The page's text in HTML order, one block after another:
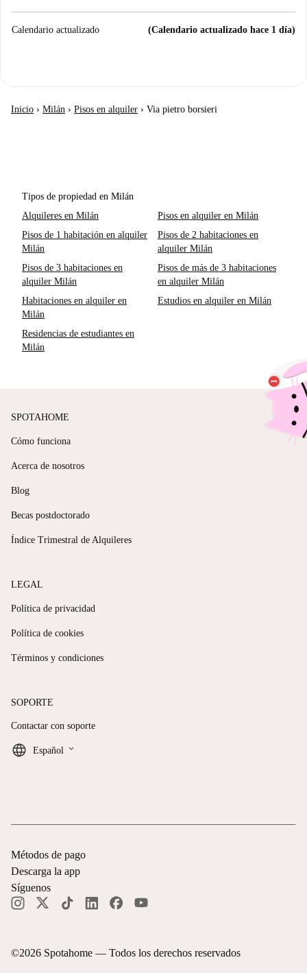
Calendario actualizado (Calendario actualizado hace 1 día)
Inicio › Milán › Pisos en alquiler › Via pietro borsieri
Tipos de propiedad en Milán
Alquileres en Milán
Pisos en alquiler en Milán
Pisos de 1 habitación en alquiler
Milán
Pisos de 2 habitaciones en
alquiler Milán
Pisos de 3 habitaciones en
alquiler Milán
Pisos de más de 3 habitaciones
en alquiler Milán
Habitaciones en alquiler en
Milán
Estudios en alquiler en Milán
Residencias de estudiantes en
Milán
SPOTAHOME
Cómo funciona
Acerca de nosotros
Blog
Becas postdoctorado
Índice Trimestral de Alquileres
LEGAL
Política de privacidad
Política de cookies
Términos y condiciones
SOPORTE
Contactar con soporte
Español keyboard_arrow_down
©2026 Spotahome — Todos los derechos reservados
Métodos de pago
Descarga la app
Síguenos